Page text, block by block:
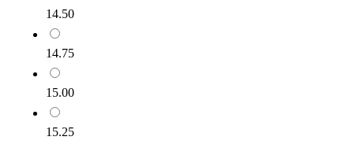
14.50
14.75
15.00
15.25